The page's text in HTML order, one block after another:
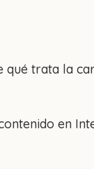
qué trata la
en